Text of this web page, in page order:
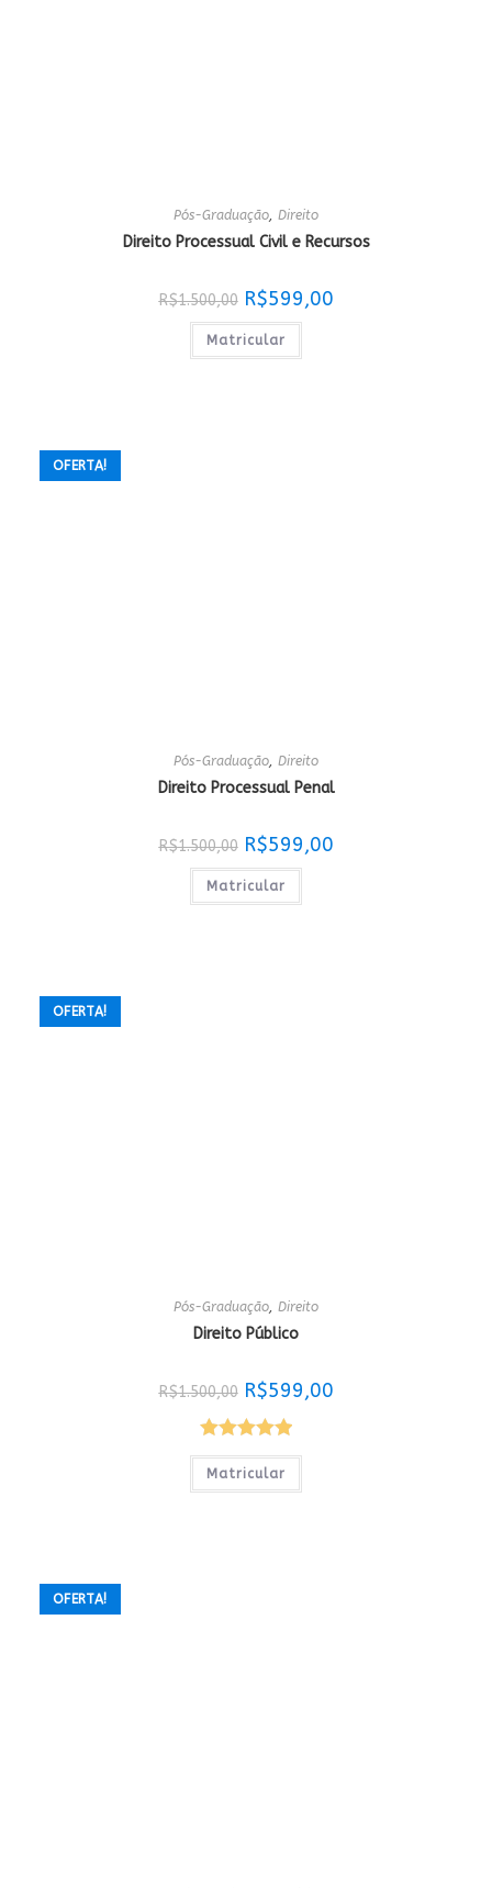
Pós-Graduação, Direito
Direito Processual Civil e Recursos
R$1.500,00 O
preço
original
era:
R$1.500,00.
R$599,00O
Matricular
OFERTA!
Pós-Graduação, Direito
Direito Processual Penal
R$1.500,00 O
preço
original
era:
R$1.500,00.
R$599,00O
Matricular
OFERTA!
Pós-Graduação, Direito
Direito Público
R$1.500,00 O
preço
original
era:
R$599,00O
Avaliação
5.00de 5
Matricular
OFERTA!